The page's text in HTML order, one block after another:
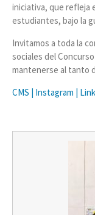
iniciativa, que refleja
estudiantes, bajo la
Invitamos a toda la
sociales del
mantenerse al tanto
CMS | Instagram |